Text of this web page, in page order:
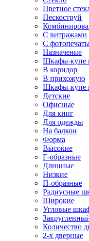
Цветное
Пескоструй
С витражами
С
Назначение
Шкафы-купе
В коридор
В прихожую
Шкафы-купе
Детские
Офисные
Для книг
Для одежды
На балкон
Форма
Высокие
Г-образные
Длинные
Низкие
П-образные
Радиусные
Широкие
Угловые
Количество
2-х дверные